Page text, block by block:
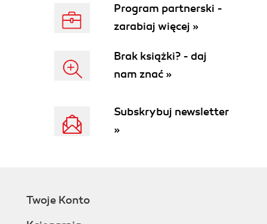
Program partnerski -
zarabiaj więcej »
Brak książki? - daj
nam znać »
Subskrybuj newsletter
»
Twoje Konto